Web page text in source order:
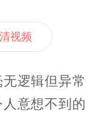
视频
逻辑但异常
意想不到的